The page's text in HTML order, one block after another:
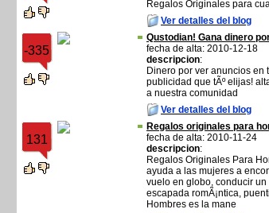
Regalos Originales para
Ver detalles del blog
-335
Qustodian! Gana dinero
fecha de alta: 2010-12-18
descripcion:
Dinero por ver anuncios en
publicidad que tÃº elijas!
a nuestra comunidad
Ver detalles del blog
131
Regalos originales para
fecha de alta: 2010-11-24
descripcion:
Regalos Originales Para
ayuda a las mujeres a
vuelo en globo, conducir
escapada romÃ¡ntica,
Hombres es la mane